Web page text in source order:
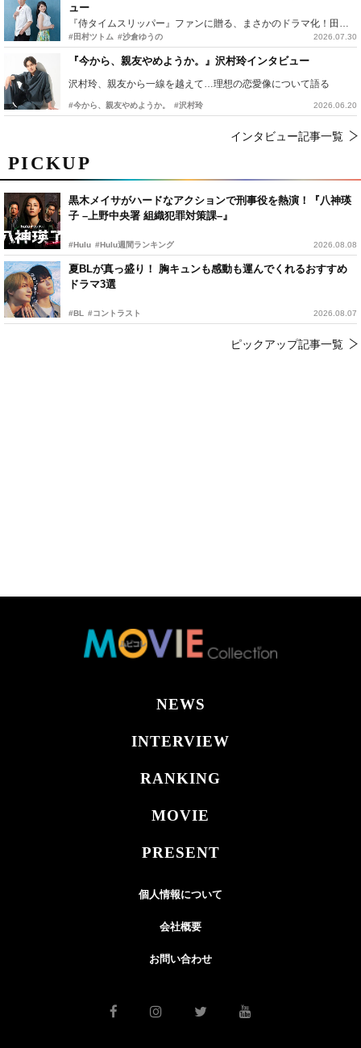
PICKUP
黒木メイサがハードなアクションで刑事役を熱演！『八神瑛
子 –上野中央署 組織犯罪対策課–』
#Hulu #Hulu週間ランキング 2026.08.08
夏BLが真っ盛り！ 胸キュンも感動も運んでくれるおすすめ
ドラマ3選
#BL #コントラスト 2026.08.07
ピックアップ記事一覧
ュー
『侍タイムスリッパー』ファンに贈る、まさかのドラマ化！田村ツトム×沙倉ゆうのが語る『心配無用ノ介』撮影秘話
#田村ツトム #沙倉ゆうの 2026.07.30
『今から、親友やめようか。』沢村玲インタビュー
沢村玲、親友から一線を越えて…理想の恋愛像について語る
#今から、親友やめようか。 #沢村玲 2026.06.20
インタビュー記事一覧
NEWS
INTERVIEW
RANKING
MOVIE
PRESENT
個人情報について
会社概要
お問い合わせ